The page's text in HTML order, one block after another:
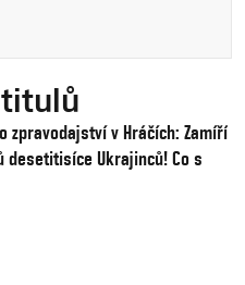
zpravodajství v Hráčích: Zamíří
desetitisíce Ukrajinců! Co s